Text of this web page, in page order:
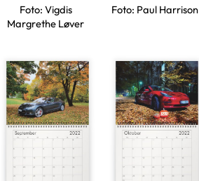
Foto: Vigdis
Margrethe Løver
Foto: Paul Harrison